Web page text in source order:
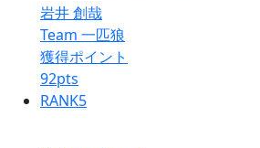
岩井 創哉
Team 一匹狼
獲得ポイント
92pts
RANK5